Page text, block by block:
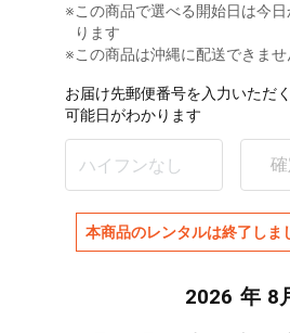
※この商品で選べる開始日は今
ります
※この商品は沖縄に配送できませ
お届け先郵便番号を入力いただ
可能日がわかります
本商品のレンタルは終了しま
8